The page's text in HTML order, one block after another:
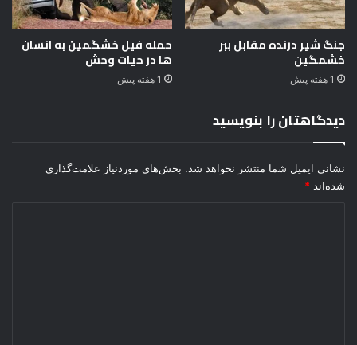
جنگ شیر درنده مقابل ببر
خشمگین
1 هفته پیش
حمله فیل خشگمین به انسان
ها در حیات وحش
1 هفته پیش
دیدگاهتان را بنویسید
نشانی ایمیل شما منتشر نخواهد شد. بخش‌های موردنیاز علامت‌گذاری
شده‌اند *